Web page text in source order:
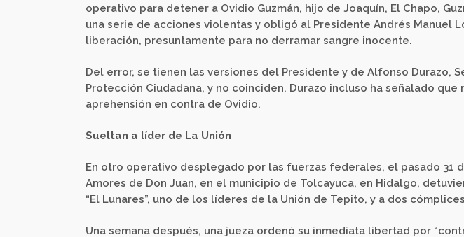
operativo para detener a Ovidio Guzmán, hijo de Joaquín, El Chapo,
una serie de acciones violentas y obligó al Presidente Andrés Manuel
liberación, presuntamente para no derramar sangre inocente.
Del error, se tienen las versiones del Presidente y de Alfonso Durazo,
Protección Ciudadana, y no coinciden. Durazo incluso ha señalado
aprehensión en contra de Ovidio.
Sueltan a líder de La Unión
En otro operativo desplegado por las fuerzas federales, el pasado 31
Amores de Don Juan, en el municipio de Tolcayuca, en Hidalgo,
“El Lunares”, uno de los líderes de la Unión de Tepito, y a dos
Una semana después, una jueza ordenó su inmediata libertad por